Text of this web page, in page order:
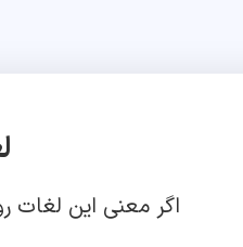
اگر معنی این لغات